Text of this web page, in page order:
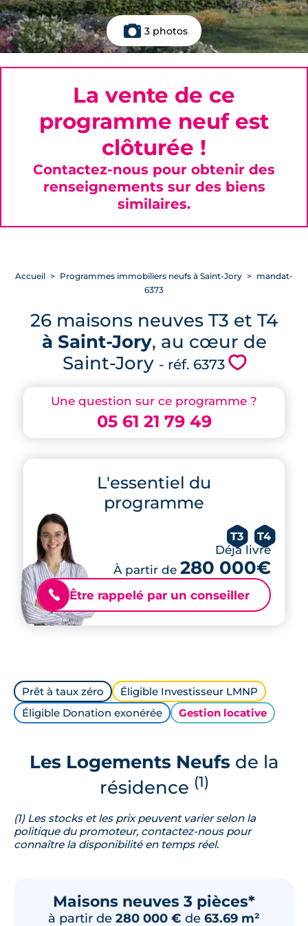
3 photos
Une question sur ce programme ?
05 61 21 79 49
L'essentiel du
programme
T3 T4
Déjà livré
À partir de 280 000€
📞 Être rappelé par un conseiller
Accueil Programmes immobiliers neufs à Saint-Jory
mandat-
6373
26 maisons neuves T3 et T4
à Saint-Jory, au cœur de
Saint-Jory - réf. 6373 💗
La vente de ce
programme neuf est
clôturée !
Contactez-nous pour obtenir des
renseignements sur des biens
similaires.
Prêt à taux zéro
Éligible Investisseur LMNP
Éligible Donation exonérée
Gestion locative
Les Logements Neufsde la
résidence (1)
(1) Les stocks et les prix peuvent varier selon la
politique du promoteur, contactez-nous pour
connaître la disponibilité en temps réel.
Maisons neuves 3 pièces*
à partir de 280 000 € de 63.69 m²